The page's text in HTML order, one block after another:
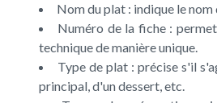
Nom du plat : indique le
Numéro de la fiche :
technique de manière unique.
Type de plat : précise s'il
principal, d'un dessert, etc.